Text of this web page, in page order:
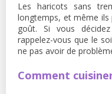
Les haricots sans
longtemps, et même ils
goût. Si vous
rappelez-vous que le
ne pas avoir de
Comment